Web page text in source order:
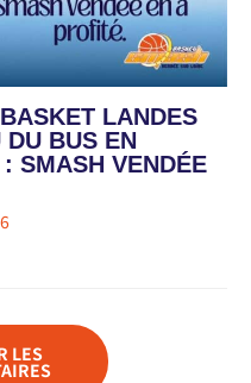
LANDES
DU BUS EN
SMASH VENDÉE
LES